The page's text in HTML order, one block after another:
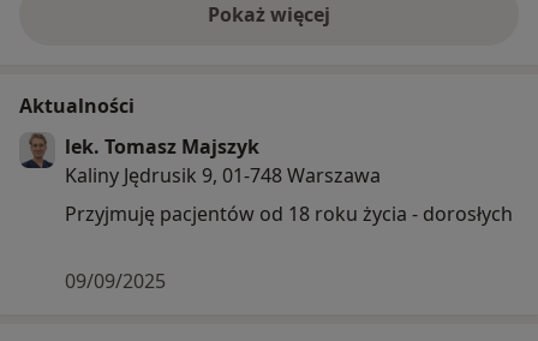
Pokaż więcejo doświadczeniu
Aktualności
lek. Tomasz Majszyk
Kaliny Jędrusik 9, 01-748 Warszawa
Przyjmuję pacjentów od 18 roku życia - dorosłych
09/09/2025